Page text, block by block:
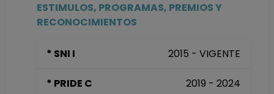
Instituto de
hasta 30-04-2025
TITULAR A TC No
ESTIMULOS, PROGRAMAS, PREMIOS Y
RECONOCIMIENTOS
* SNI I 2015 - VIGENTE
* PRIDE C 2019 - 2024